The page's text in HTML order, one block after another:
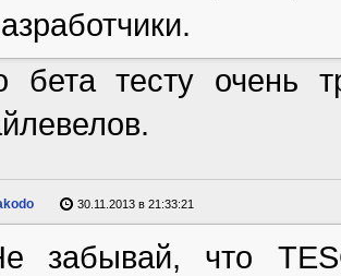
бета тесту очень
30.11.2013 в 21:33:21
забывай, что